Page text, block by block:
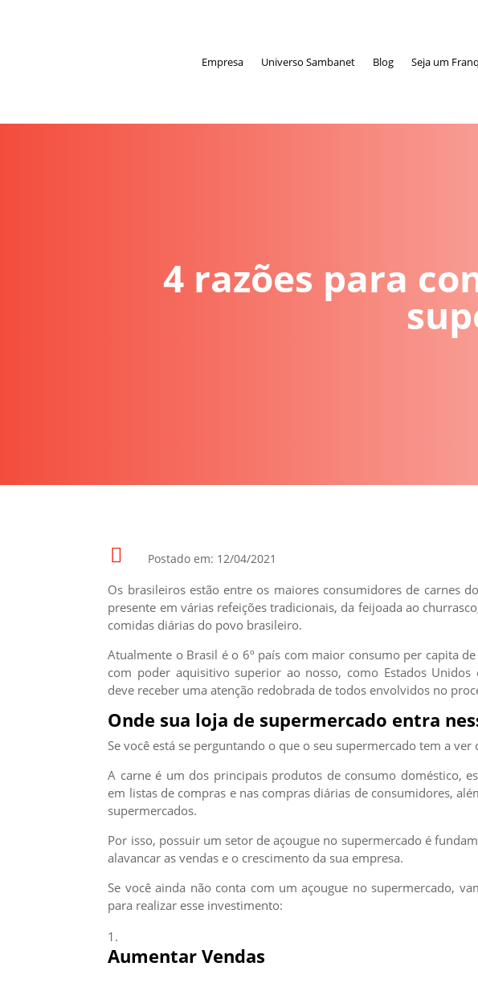
Empresa Universo Sambanet Blog Seja um
4 razões para
 Postado em: 12/04/2021
Os brasileiros estão entre os maiores consumidores de carnes
presente em várias refeições tradicionais, da feijoada ao
comidas diárias do povo brasileiro.
Atualmente o Brasil é o 6º país com maior consumo per capita
com poder aquisitivo superior ao nosso, como Estados
deve receber uma atenção redobrada de todos envolvidos no
Onde sua loja de supermercado entra
Se você está se perguntando o que o seu supermercado tem a
A carne é um dos principais produtos de consumo doméstico,
em listas de compras e nas compras diárias de consumidores,
supermercados.
Por isso, possuir um setor de açougue no supermercado é
alavancar as vendas e o crescimento da sua empresa.
Se você ainda não conta com um açougue no supermercado,
para realizar esse investimento:
Aumentar Vendas